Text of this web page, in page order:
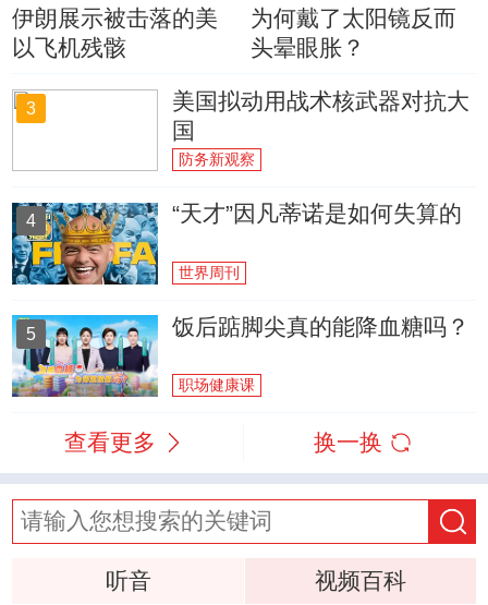
伊朗展示被击落的美
以飞机残骸
为何戴了太阳镜反而
头晕眼胀？
3
美国拟动用战术核武器对抗大
国
防务新观察
4 “天才”因凡蒂诺是如何失算的
世界周刊
5 饭后踮脚尖真的能降血糖吗？
职场健康课
查看更多 换一换
听音
视频百科